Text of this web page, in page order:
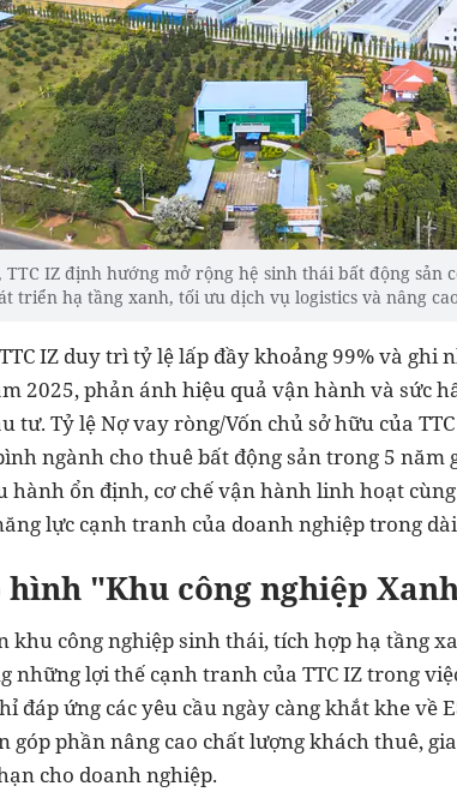
IZ định hướng mở rộng hệ sinh thái bất động
triển hạ tầng xanh, tối ưu dịch vụ logistics và nâng
IZ duy trì tỷ lệ lấp đầy khoảng 99% và
2025, phản ánh hiệu quả vận hành và sức
tư. Tỷ lệ Nợ vay ròng/Vốn chủ sở hữu của
ngành cho thuê bất động sản trong 5 năm
hành ổn định, cơ chế vận hành linh hoạt
lực cạnh tranh của doanh nghiệp trong
"Khu công nghiệp
công nghiệp sinh thái, tích hợp hạ tầng
những lợi thế cạnh tranh của TTC IZ trong
đáp ứng các yêu cầu ngày càng khắt khe về
góp phần nâng cao chất lượng khách thuê,
cho doanh nghiệp.